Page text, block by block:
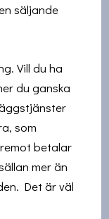
säljande
Vill du ha
du ganska
som
betalar
mer än
Det är väl